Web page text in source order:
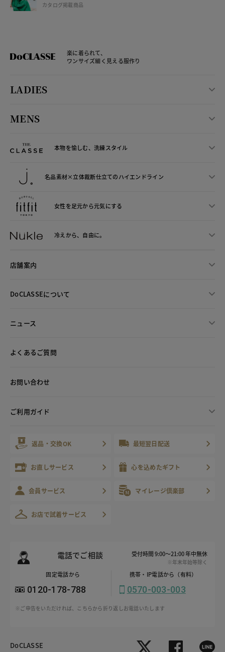
カタログ掲載商品
楽に着られて、
ワンサイズ細く見える服作り
LADIES
MENS
本物を愉しむ、洗練スタイル
名品素材×立体裁断仕立てのハイエンドライン
女性を足元から元気にする
冷えから、 自由に。
店舗案内
DoCLASSEについて
ニュース
よくあるご質問
お問い合わせ
ご利用ガイド
返品・交換OK 最短翌日配送
お直しサービス 心を込めたギフト
会員サービス マイレージ倶楽部
お店で試着サービス
電話でご相談 受付時間 9:00～21:00 年中無休
※年末年始等除く
固定電話から
0120-178-788
携帯・IP電話から（有料）
0570-003-003
※ご申告をいただければ、こちらから折り返しお電話いたします
DoCLASSE